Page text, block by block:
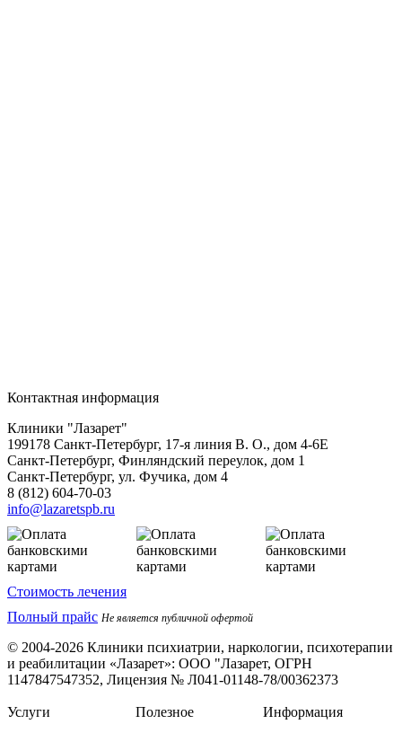
Контактная информация
Клиники "Лазарет"
199178 Санкт-Петербург, 17-я линия В. О., дом 4-6Е
Санкт-Петербург, Финляндский переулок, дом 1
Санкт-Петербург, ул. Фучика, дом 4
8 (812) 604-70-03
info@lazaretspb.ru
Стоимость лечения
Полный прайс Не является публичной офертой
© 2004-2026 Клиники психиатрии, наркологии, психотерапии
и реабилитации «Лазарет»: ООО "Лазарет, ОГРН
1147847547352, Лицензия № Л041-01148-78/00362373
Услуги
Полезное
Информация